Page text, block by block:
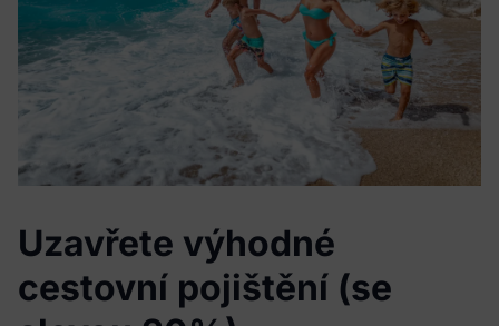
osobniudaje@meditorial.cz nebo na telefonní číslo 212
249 013, případně na pověřence pro ochranu osobních
údajů Společnosti, Márii Chvajovou Staňkovou, na e-
mailové adrese stankova@stankovapartneri.cz.
Potvrzuji, že svým souhlasem dávám Společnosti
výslovný souhlas a zákonný důvod pro zpracování mých
osobních údajůvč. zvláštní kategorie údajů o zdravotním
stavu v souladu se zněním zákona o zpracování osobních
Uzavřete výhodné
cestovní pojištění (se